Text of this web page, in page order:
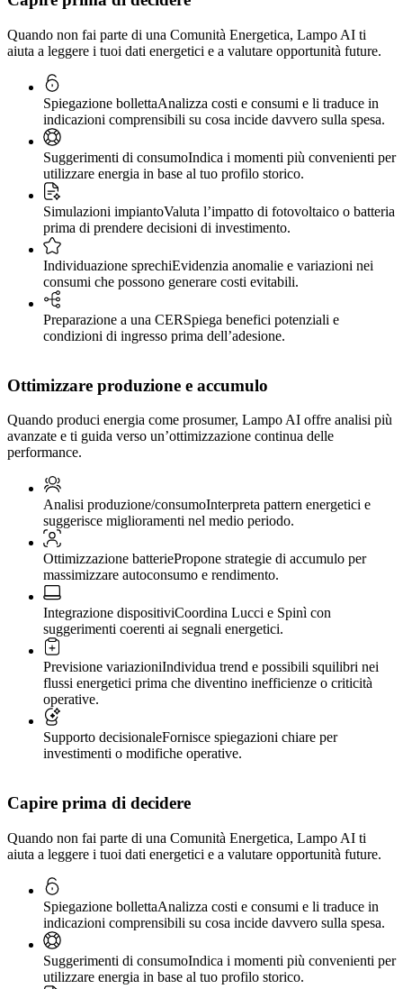
Quando non fai parte di una Comunità Energetica, Lampo AI ti
aiuta a leggere i tuoi dati energetici e a valutare opportunità future.
Spiegazione bollettaAnalizza costi e consumi e li traduce in
indicazioni comprensibili su cosa incide davvero sulla spesa.
Suggerimenti di consumoIndica i momenti più convenienti per
utilizzare energia in base al tuo profilo storico.
Simulazioni impiantoValuta l’impatto di fotovoltaico o batteria
prima di prendere decisioni di investimento.
Individuazione sprechiEvidenzia anomalie e variazioni nei
consumi che possono generare costi evitabili.
Preparazione a una CERSpiega benefici potenziali e
condizioni di ingresso prima dell’adesione.
Ottimizzare produzione e accumulo
Quando produci energia come prosumer, Lampo AI offre analisi più
avanzate e ti guida verso un’ottimizzazione continua delle
performance.
Analisi produzione/consumoInterpreta pattern energetici e
suggerisce miglioramenti nel medio periodo.
Ottimizzazione batteriePropone strategie di accumulo per
massimizzare autoconsumo e rendimento.
Integrazione dispositiviCoordina Lucci e Spinì con
suggerimenti coerenti ai segnali energetici.
Previsione variazioniIndividua trend e possibili squilibri nei
flussi energetici prima che diventino inefficienze o criticità
operative.
Supporto decisionaleFornisce spiegazioni chiare per
investimenti o modifiche operative.
Capire prima di decidere
Quando non fai parte di una Comunità Energetica, Lampo AI ti
aiuta a leggere i tuoi dati energetici e a valutare opportunità future.
Spiegazione bollettaAnalizza costi e consumi e li traduce in
indicazioni comprensibili su cosa incide davvero sulla spesa.
Suggerimenti di consumoIndica i momenti più convenienti per
utilizzare energia in base al tuo profilo storico.